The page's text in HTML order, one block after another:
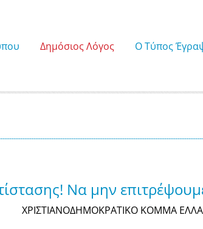
Δημόσιος Λόγος Ο Τύπος
Να μην
ΧΡΙΣΤΙΑΝΟΔΗΜΟΚΡΑΤΙΚΟ ΚΟΜΜΑ